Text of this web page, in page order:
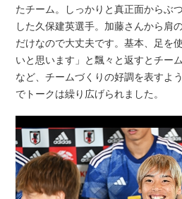
たチーム。しっかりと真正面からぶ
した久保建英選手。加藤さんから肩
だけなので大丈夫です。基本、足を
いと思います」と飄々と返すとチー
など、チームづくりの好調を表すよ
でトークは繰り広げられました。